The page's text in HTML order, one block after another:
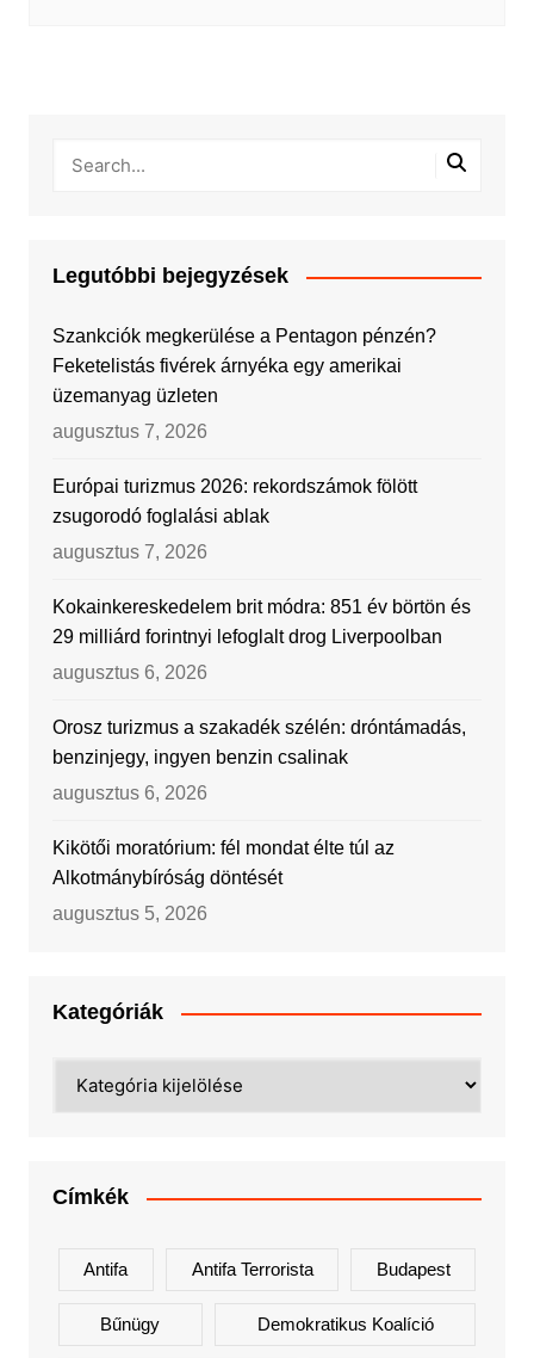
Legutóbbi bejegyzések
Szankciók megkerülése a Pentagon pénzén?
Feketelistás fivérek árnyéka egy amerikai
üzemanyag üzleten
augusztus 7, 2026
Európai turizmus 2026: rekordszámok fölött
zsugorodó foglalási ablak
augusztus 7, 2026
Kokainkereskedelem brit módra: 851 év börtön és
29 milliárd forintnyi lefoglalt drog Liverpoolban
augusztus 6, 2026
Orosz turizmus a szakadék szélén: dróntámadás,
benzinjegy, ingyen benzin csalinak
augusztus 6, 2026
Kikötői moratórium: fél mondat élte túl az
Alkotmánybíróság döntését
augusztus 5, 2026
Kategóriák
Címkék
Antifa Antifa Terrorista Budapest
Bűnügy Demokratikus Koalíció